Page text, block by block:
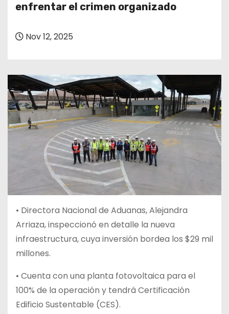
enfrentar el crimen organizado
Nov 12, 2025
• Directora Nacional de Aduanas, Alejandra
Arriaza, inspeccionó en detalle la nueva
infraestructura, cuya inversión bordea los $29 mil
millones.
• Cuenta con una planta fotovoltaica para el
100% de la operación y tendrá Certificación
Edificio Sustentable (CES).